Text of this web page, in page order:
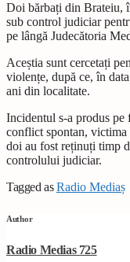
Doi bărbați din Brateiu,
sub control judiciar
pe lângă Judecătoria
Aceștia sunt cercetați
violențe, după ce, în
ani din localitate.
Incidentul s-a produs
conflict spontan,
doi au fost reținuți timp
controlului judiciar.
Tagged asRadio Mediaș
Author
Radio Medias 725